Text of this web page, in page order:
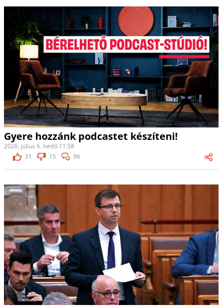
Gyere hozzánk podcastet készíteni!
2026. július 6. hétfő 11:58
31
15 96